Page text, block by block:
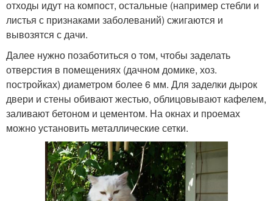
отходы идут на компост, остальные (например стебли и
листья с признаками заболеваний) сжигаются и
вывозятся с дачи.
Далее нужно позаботиться о том, чтобы заделать
отверстия в помещениях (дачном домике, хоз.
постройках) диаметром более 6 мм. Для заделки дырок
двери и стены обивают жестью, облицовывают кафелем,
заливают бетоном и цементом. На окнах и проемах
можно установить металлические сетки.